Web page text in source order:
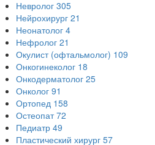
Невролог 305
Нейрохирург 21
Неонатолог 4
Нефролог 21
Окулист (офтальмолог) 109
Онкогинеколог 18
Онкодерматолог 25
Онколог 91
Ортопед 158
Остеопат 72
Педиатр 49
Пластический хирург 57